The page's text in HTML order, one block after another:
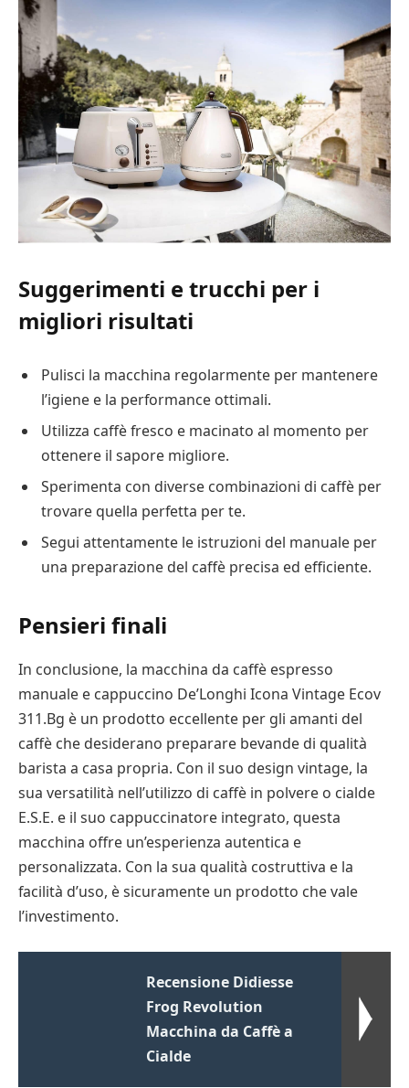
Suggerimenti e trucchi per i
migliori risultati
Pulisci la macchina regolarmente per mantenere
l’igiene e la performance ottimali.
Utilizza caffè fresco e macinato al momento per
ottenere il sapore migliore.
Sperimenta con diverse combinazioni di caffè per
trovare quella perfetta per te.
Segui attentamente le istruzioni del manuale per
una preparazione del caffè precisa ed efficiente.
Pensieri finali
In conclusione, la macchina da caffè espresso
manuale e cappuccino De’Longhi Icona Vintage Ecov
311.Bg è un prodotto eccellente per gli amanti del
caffè che desiderano preparare bevande di qualità
barista a casa propria. Con il suo design vintage, la
sua versatilità nell’utilizzo di caffè in polvere o cialde
E.S.E. e il suo cappuccinatore integrato, questa
macchina offre un’esperienza autentica e
personalizzata. Con la sua qualità costruttiva e la
facilità d’uso, è sicuramente un prodotto che vale
l’investimento.
Recensione Didiesse
Frog Revolution
Macchina da Caffè a
Cialde